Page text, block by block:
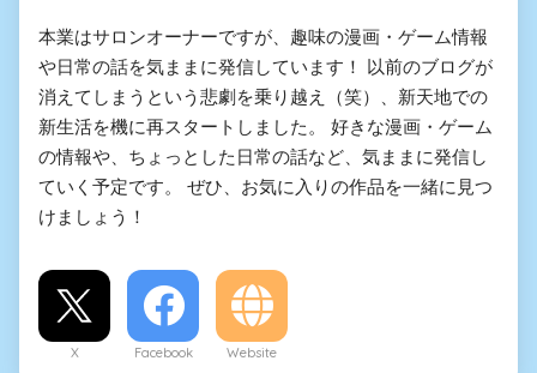
本業はサロンオーナーですが、趣味の漫画・ゲーム情報
や日常の話を気ままに発信しています！ 以前のブログが
消えてしまうという悲劇を乗り越え（笑）、新天地での
新生活を機に再スタートしました。 好きな漫画・ゲーム
の情報や、ちょっとした日常の話など、気ままに発信し
ていく予定です。 ぜひ、お気に入りの作品を一緒に見つ
けましょう！
X Facebook Website